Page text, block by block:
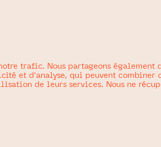
trafic. Nous partageons
et d'analyse, qui peuvent
de leurs services. Nous ne